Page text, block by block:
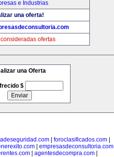
e Industrias
una oferta!
ofertas
una Oferta
$
foroclasificados.com
| empresasdeconsultoria.com|
| agentesdecompra.com|